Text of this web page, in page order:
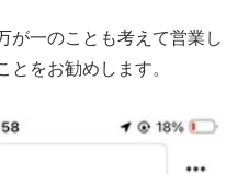
が一のことも考えて営業し
をお勧めします。